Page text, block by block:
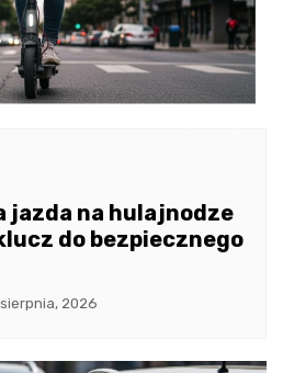
jazda na hulajnodze
do bezpiecznego
2026